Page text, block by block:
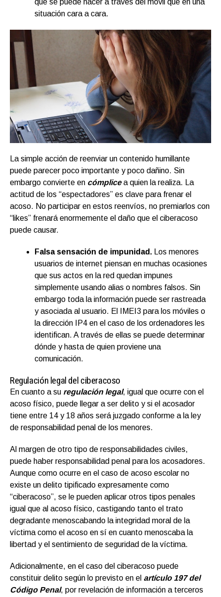
que se puede hacer a través del móvil que en una
situación cara a cara.
La simple acción de reenviar un contenido humillante
puede parecer poco importante y poco dañino. Sin
embargo convierte en cómplice a quien la realiza. La
actitud de los “espectadores” es clave para frenar el
acoso. No participar en estos reenvíos, no premiarlos con
“likes” frenará enormemente el daño que el ciberacoso
puede causar.
Falsa sensación de impunidad. Los menores
usuarios de internet piensan en muchas ocasiones
que sus actos en la red quedan impunes
simplemente usando alias o nombres falsos. Sin
embargo toda la información puede ser rastreada
y asociada al usuario. El IMEI3 para los móviles o
la dirección IP4 en el caso de los ordenadores les
identifican. A través de ellas se puede determinar
dónde y hasta de quien proviene una
comunicación.
Regulación legal del ciberacoso
En cuanto a su regulación legal, igual que ocurre con el
acoso físico, puede llegar a ser delito y si el acosador
tiene entre 14 y 18 años será juzgado conforme a la ley
de responsabilidad penal de los menores.
Al margen de otro tipo de responsabilidades civiles,
puede haber responsabilidad penal para los acosadores.
Aunque como ocurre en el caso de acoso escolar no
existe un delito tipificado expresamente como
“ciberacoso”, se le pueden aplicar otros tipos penales
igual que al acoso físico, castigando tanto el trato
degradante menoscabando la integridad moral de la
víctima como el acoso en sí en cuanto menoscaba la
libertad y el sentimiento de seguridad de la víctima.
Adicionalmente, en el caso del ciberacoso puede
constituir delito según lo previsto en el artículo 197 del
Código Penal, por revelación de información a terceros